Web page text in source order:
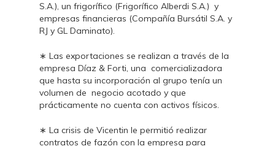
S.A.), un frigorífico (Frigorífico Alberdi S.A.) y
empresas financieras (Compañía Bursátil S.A. y
RJ y GL Daminato).
∗ Las exportaciones se realizan a través de la
empresa Díaz & Forti, una comercializadora
que hasta su incorporación al grupo tenía un
volumen de negocio acotado y que
prácticamente no cuenta con activos físicos.
∗ La crisis de Vicentin le permitió realizar
contratos de fazón con la empresa para